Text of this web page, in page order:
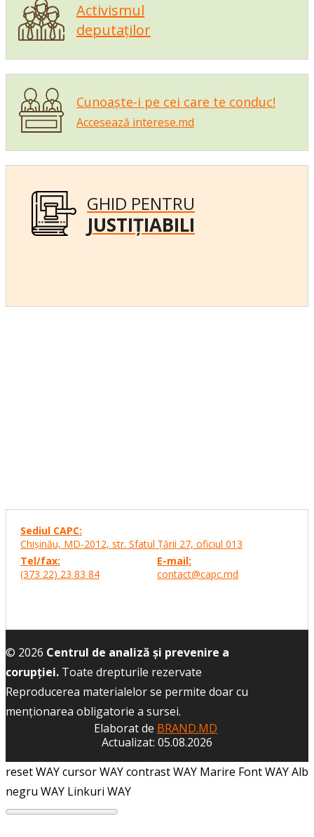
Activismul
deputaților
Cunoaște-i pe cei care te conduc!
Accesează interese.md
GHID PENTRU
JUSTIȚIABILI
Sediul CAPC:
Chişinău, MD-2012, str. Sfatul Ţării 27, oficiul 013
Tel/fax:
(373 22) 23 83 84
E-mail:
contact@capc.md
© 2026 Centrul de analiză și prevenire a
corupției. Toate drepturile rezervate
Reproducerea materialelor se permite doar cu
menţionarea obligatorie a sursei.
Elaborat de BRAND.MD
Actualizat: 05.08.2026
reset WAYcursor WAYcontrast WAY Marire Font WAYAlb
negru WAY Linkuri WAY